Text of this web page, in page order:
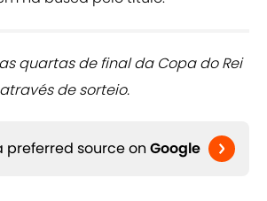
quartas de final da Copa do Rei
de sorteio.
preferred source on Google